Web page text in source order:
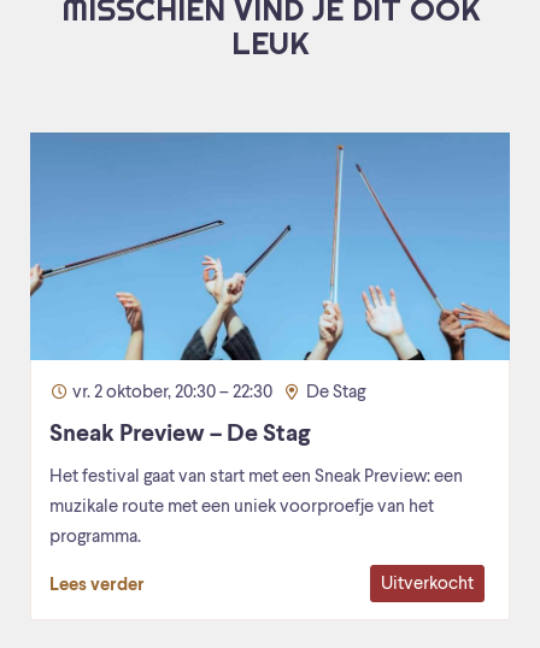
MISSCHIEN VIND JE DIT OOK
LEUK
vr. 2 oktober, 20:30 – 22:30 De Stag
Sneak Preview – De Stag
Het festival gaat van start met een Sneak Preview: een
muzikale route met een uniek voorproefje van het
programma.
Lees verder Uitverkocht